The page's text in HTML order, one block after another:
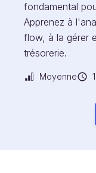
fondamental
Apprenez à
flow, à la gérer
trésorerie.
Moyenne